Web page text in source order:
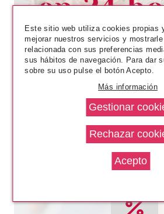
-66%
ANNE MOLLER NON
Este sitio web utiliza cookies propias
mejorar nuestros servicios y
relacionada con sus preferencias
sus hábitos de navegación. Para dar
sobre su uso pulse el botón Acepto.
Más información